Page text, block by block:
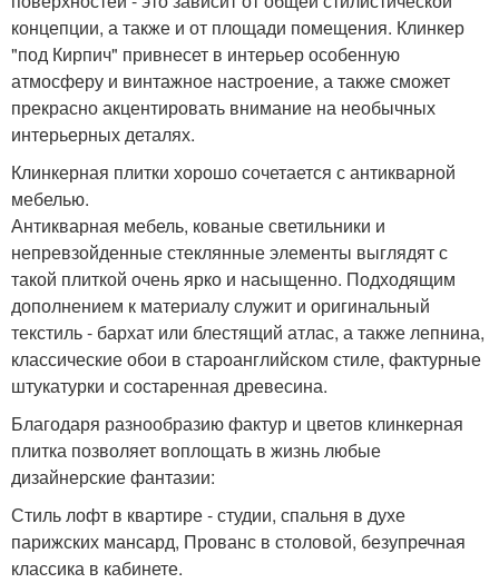
концепции, а также и от площади помещения. Клинкер
"под Кирпич" привнесет в интерьер особенную
атмосферу и винтажное настроение, а также сможет
прекрасно акцентировать внимание на необычных
интерьерных деталях.
Клинкерная плитки хорошо сочетается с антикварной
мебелью.
Антикварная мебель, кованые светильники и
непревзойденные стеклянные элементы выглядят с
такой плиткой очень ярко и насыщенно. Подходящим
дополнением к материалу служит и оригинальный
текстиль - бархат или блестящий атлас, а также лепнина,
классические обои в староанглийском стиле, фактурные
штукатурки и состаренная древесина.
Благодаря разнообразию фактур и цветов клинкерная
плитка позволяет воплощать в жизнь любые
дизайнерские фантазии:
Стиль лофт в квартире - студии, спальня в духе
парижских мансард, Прованс в столовой, безупречная
классика в кабинете.